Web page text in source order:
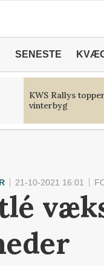
SENESTE
KWS Rallys
vinterbyg
21-10-2021 16:01